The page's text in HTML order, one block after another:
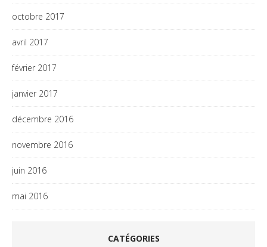
octobre 2017
avril 2017
février 2017
janvier 2017
décembre 2016
novembre 2016
juin 2016
mai 2016
CATÉGORIES